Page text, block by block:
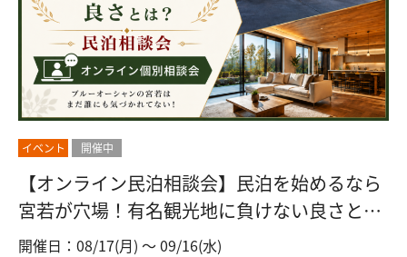
ブログ
会社情報
リフォーム＆リノベーション
お問い合わせ・資料請求
イベント 開催中
【オンライン民泊相談会】民泊を始めるなら
宮若が穴場！有名観光地に負けない良さと
は？
開催日：08/17(月) 〜 09/16(水)